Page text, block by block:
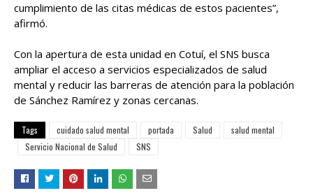
cumplimiento de las citas médicas de estos pacientes”,
afirmó.
Con la apertura de esta unidad en Cotuí, el SNS busca
ampliar el acceso a servicios especializados de salud
mental y reducir las barreras de atención para la población
de Sánchez Ramírez y zonas cercanas.
Tags cuidado salud mental portada Salud
salud mental
Servicio Nacional de Salud
SNS